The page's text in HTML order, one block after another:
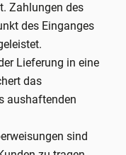
Zahlungen des
des Einganges
Lieferung in eine
das
aushaftenden
sind